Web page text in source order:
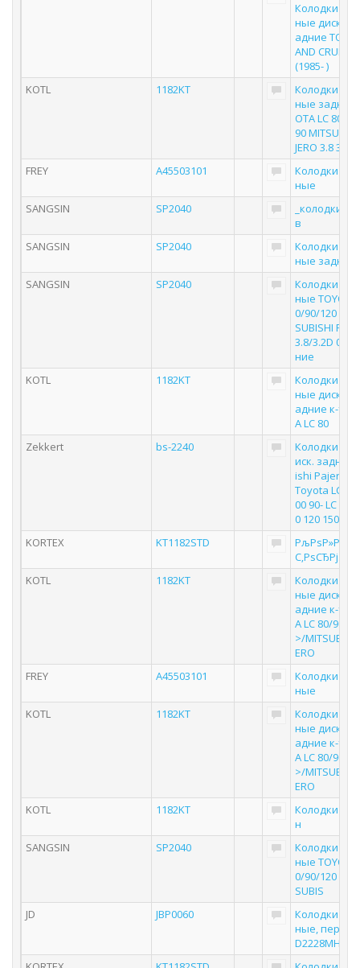
Колодки
ные
адние
AND
(1985- )
KOTL
1182KT
Колодки
ные задние
OTA LC 80 90
90
JERO 3.8 3.2D
FREY
A45503101
Колодки
ные
SANGSIN
SP2040
_колодки
в
SANGSIN
SP2040
Колодки
ные задние
SANGSIN
SP2040
Колодки
ные TOYOTA
0/90/120
SUBISHI
3.8/3.2D 06>
ние
KOTL
1182KT
Колодки
ные
адние к-т
A LC 80
Zekkert
bs-2240
Колодки
иск. задн.
ishi Pajero IV
Toyota LC 70
00 90- LC
0 120 150
KORTEX
KT1182STD
С‚РѕСЂРј.
KOTL
1182KT
Колодки
ные
адние к-т
A LC 80/90/
>/
ERO
FREY
A45503101
Колодки
ные
KOTL
1182KT
Колодки
ные
адние к-т
A LC 80/90/
>/
ERO
KOTL
1182KT
Колодки
н
SANGSIN
SP2040
Колодки
ные TOYOTA
0/90/120
SUBIS
JD
JBP0060
Колодки
ные,
D2228MH